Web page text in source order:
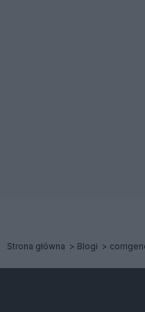
Strona główna Blogi